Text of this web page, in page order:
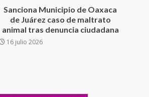
California; FGR lo investiga por
presuntos delitos de
delincuencia organizada y
contrabando